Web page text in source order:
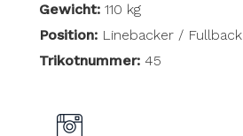
Gewicht:110 kg
Position: Linebacker / Fullback
Trikotnummer: 45